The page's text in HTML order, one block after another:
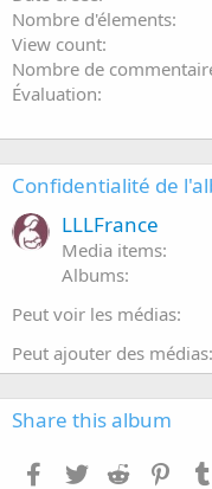
Nombre d'élements
View count
Nombre de
Évaluation
Confidentialité de
LLLFrance
Media items
Albums
Peut voir les médias
Peut ajouter des médias
Share this album
Facebook
Twitter Reddit